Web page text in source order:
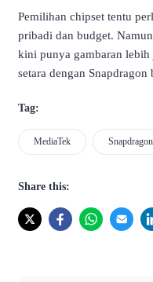
Pemilihan chipset tentu
pribadi dan budget.
kini punya gambaran
setara dengan Snapdragon
Tag:
MediaTek Snapdragon
Share this: